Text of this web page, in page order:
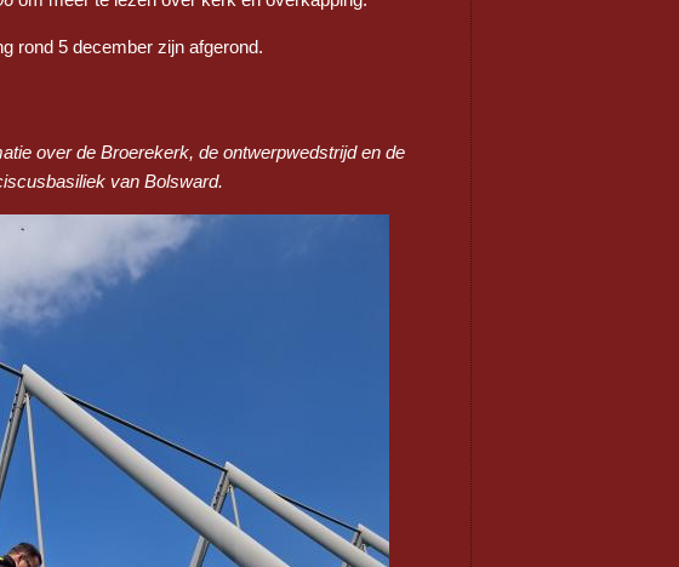
rond 5 december zijn afgerond.
over de Broerekerk, de ontwerpwedstrijd en de
van Bolsward.